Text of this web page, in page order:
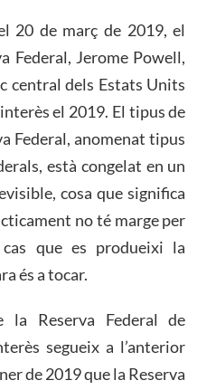
20 de març de 2019, el
Federal, Jerome Powell,
central dels Estats Units
el 2019. El tipus de
Federal, anomenat tipus
està congelat en un
cosa que significa
no té marge per
que es produeixi la
és a tocar.
la Reserva Federal de
segueix a l’anterior
de 2019 que la Reserva